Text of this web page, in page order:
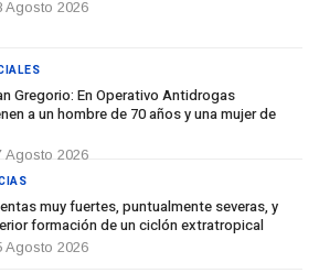
Agosto 2026
Gregorio: En Operativo Antidrogas
a un hombre de 70 años y una mujer de
Agosto 2026
muy fuertes, puntualmente severas, y
formación de un ciclón extratropical
Agosto 2026